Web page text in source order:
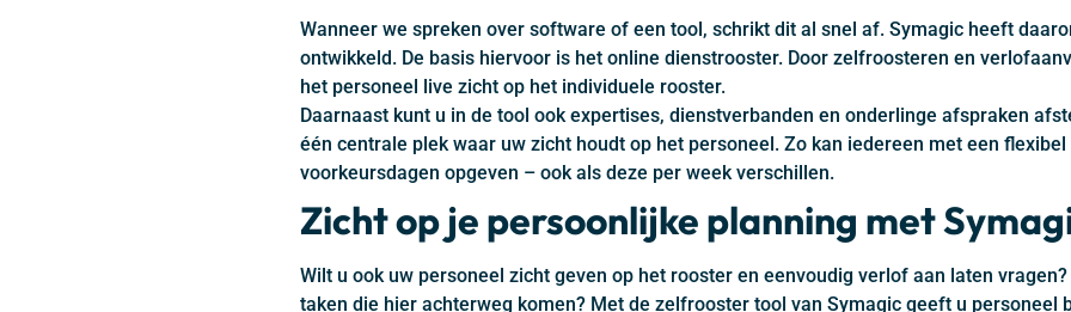
Wanneer we spreken over software of een tool, schrikt dit al snel af. Symagic heeft
ontwikkeld. De basis hiervoor is het online dienstrooster. Door zelfroosteren en
het personeel live zicht op het individuele rooster.
Daarnaast kunt u in de tool ook expertises, dienstverbanden en onderlinge afspraken
één centrale plek waar uw zicht houdt op het personeel. Zo kan iedereen met een
voorkeursdagen opgeven – ook als deze per week verschillen.
Zicht op je persoonlijke planning met
Wilt u ook uw personeel zicht geven op het rooster en eenvoudig verlof aan laten
taken die hier achterweg komen? Met de zelfrooster tool van Symagic geeft u personeel